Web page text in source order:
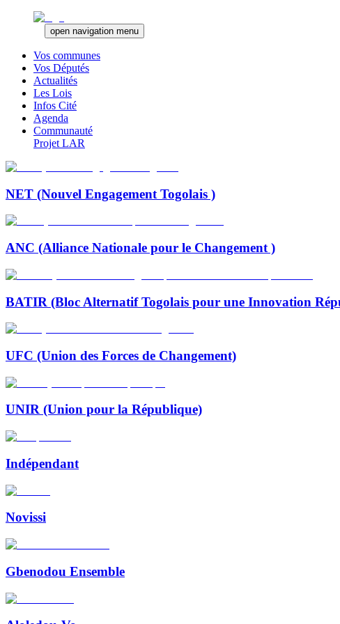
open navigation menu
Vos communes
Vos Députés
Actualités
Les Lois
Infos Cité
Agenda
Communauté
Projet LAR
NET (Nouvel Engagement Togolais )
ANC (Alliance Nationale pour le Changement )
BATIR (Bloc Alternatif Togolais pour une Innovation
UFC (Union des Forces de Changement)
UNIR (Union pour la République)
Indépendant
Novissi
Gbenodou Ensemble